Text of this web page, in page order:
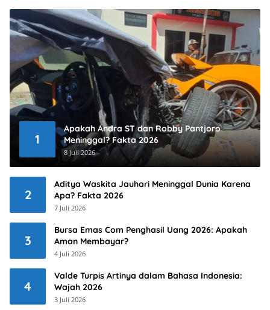
1
Apakah Andra ST dan Robby Pantjoro
Meninggal? Fakta 2026
8 Juli 2026
2
Aditya Waskita Jauhari Meninggal Dunia Karena
Apa? Fakta 2026
7 Juli 2026
3
Bursa Emas Com Penghasil Uang 2026: Apakah
Aman Membayar?
4 Juli 2026
4
Valde Turpis Artinya dalam Bahasa Indonesia:
Wajah 2026
3 Juli 2026